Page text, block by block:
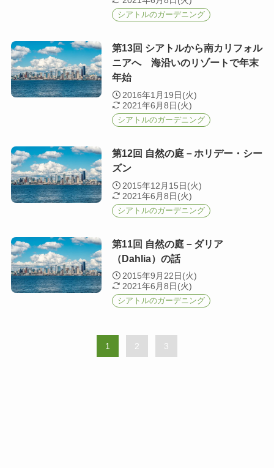
シアトルのガーデニング
第13回 シアトルから南カリフォル
ニアへ 海沿いのリゾートで年末
年始
2016年1月19日(火)
2021年6月8日(火)
シアトルのガーデニング
第12回 自然の庭－ホリデー・シー
ズン
2015年12月15日(火)
2021年6月8日(火)
シアトルのガーデニング
第11回 自然の庭－ダリア
（Dahlia）の話
2015年9月22日(火)
2021年6月8日(火)
シアトルのガーデニング
1 2 3